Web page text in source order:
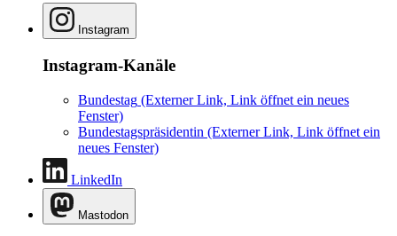
Instagram
Instagram-Kanäle
Bundestag (Externer Link, Link öffnet ein neues
Fenster)
Bundestagspräsidentin (Externer Link, Link öffnet ein
neues Fenster)
LinkedIn
Mastodon